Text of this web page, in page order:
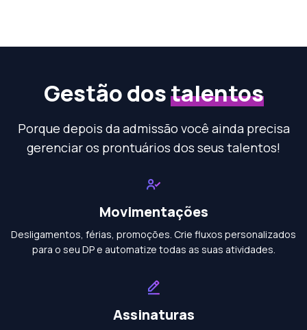
Gestão dostalentos
Porque depois da admissão você ainda precisa
gerenciar os prontuários dos seus talentos!
Movimentações
Desligamentos, férias, promoções. Crie fluxos personalizados
para o seu DP e automatize todas as suas atividades.
Assinaturas